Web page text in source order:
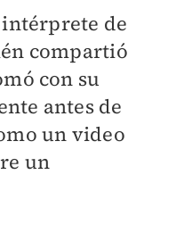
de
compartió
con su
antes de
un video
un